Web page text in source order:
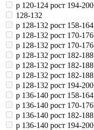
р 120-124 рост 194-200
128-132
р 128-132 рост 158-164
р 128-132 рост 170-176
р 128-132 рост 170-176
р 128-132 рост 182-188
р 128-132 рост 182-188
р 128-132 рост 182-188
р 128-132 рост 194-200
р 136-140 рост 158-164
р 136-140 рост 170-176
р 136-140 рост 182-188
р 136-140 рост 194-200